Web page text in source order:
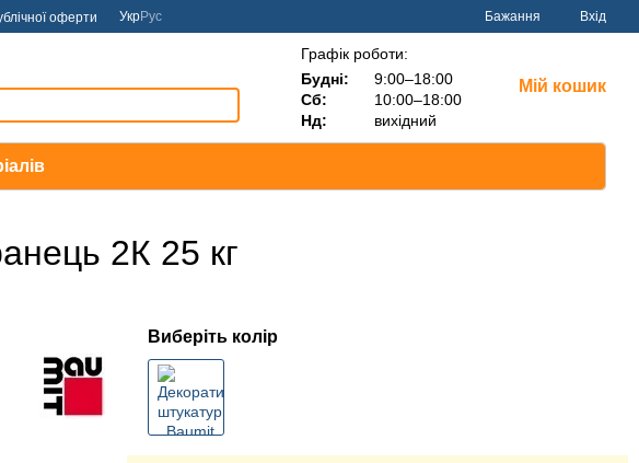
оферти УкрРус Бажання Вхід
Графік роботи:
Будні:
9:00–18:00
Сб:
10:00–18:00
Нд:
вихідний
Мій кошик
2К 25 кг
Виберіть колір